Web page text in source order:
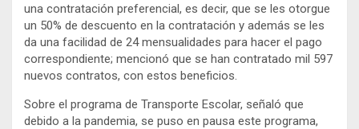
una contratación preferencial, es decir, que se les otorgue
un 50% de descuento en la contratación y además se les
da una facilidad de 24 mensualidades para hacer el pago
correspondiente; mencionó que se han contratado mil 597
nuevos contratos, con estos beneficios.
Sobre el programa de Transporte Escolar, señaló que
debido a la pandemia, se puso en pausa este programa,